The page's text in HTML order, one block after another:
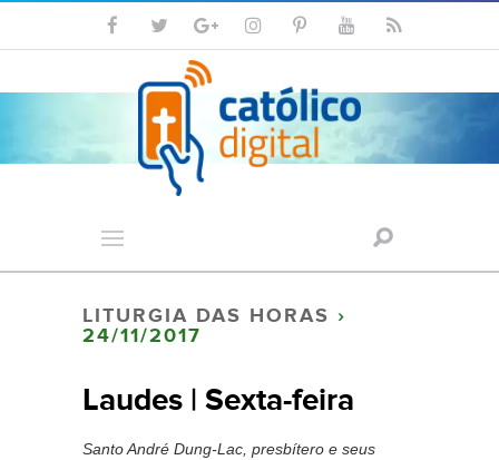
LITURGIA DAS HORAS ›
24/11/2017
Laudes | Sexta-feira
Santo André Dung-Lac, presbítero e seus